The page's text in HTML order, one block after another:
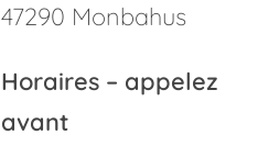
47290 Monbahus
Horaires – appelez
avant